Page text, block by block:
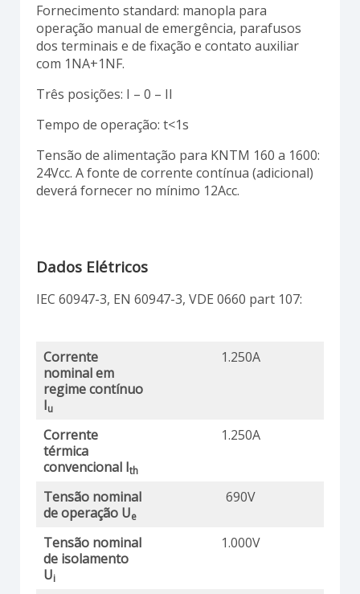
Fornecimento standard: manopla para
operação manual de emergência, parafusos
dos terminais e de fixação e contato auxiliar
com 1NA+1NF.
Três posições: I – 0 – II
Tempo de operação: t<1s
Tensão de alimentação para KNTM 160 a 1600:
24Vcc. A fonte de corrente contínua (adicional)
deverá fornecer no mínimo 12Acc.
Dados Elétricos
IEC 60947-3, EN 60947-3, VDE 0660 part 107:
Corrente
nominal em
regime contínuo
Iu
1.250A
Corrente
térmica
convencional Ith
1.250A
Tensão nominal
de operação Ue
690V
Tensão nominal
de isolamento
Ui
1.000V